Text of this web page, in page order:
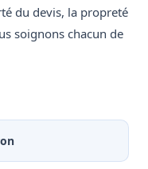
du devis, la propreté
soignons chacun de